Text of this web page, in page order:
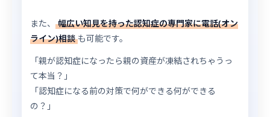
また、
幅広い知見を持った認知症の専門家に電話(オン
ライン)相談も可能です。
「親が認知症になったら親の資産が凍結されちゃうっ
て本当？」
「認知症になる前の対策で何ができる何ができる
の？」